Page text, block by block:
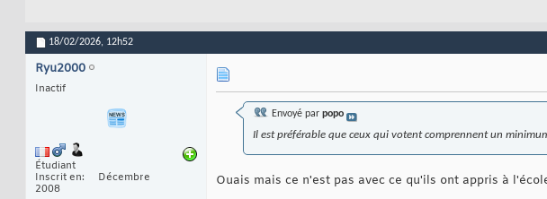
18/02/2026, 12h52
Ryu2000
Inactif
Étudiant
Inscrit en
Décembre
2008
Envoyé par popo
Il est préférable que ceux qui votent comprennent un
Ouais mais ce n'est pas avec ce qu'ils ont appris à